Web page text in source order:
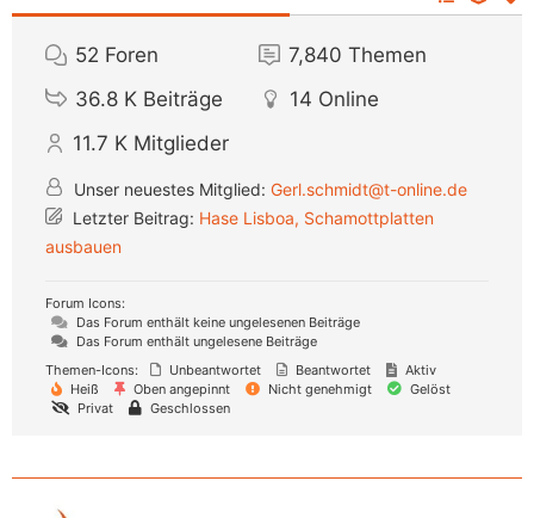
52 Foren 7,840 Themen
36.8 K Beiträge 14 Online
11.7 K Mitglieder
Unser neuestes Mitglied: Gerl.schmidt@t-online.de
Letzter Beitrag: Hase Lisboa, Schamottplatten
ausbauen
Forum Icons:
Das Forum enthält keine ungelesenen Beiträge
Das Forum enthält ungelesene Beiträge
Themen-Icons:
Unbeantwortet Beantwortet
Aktiv
Heiß
Oben angepinnt Nicht genehmigt
Gelöst
Privat
Geschlossen